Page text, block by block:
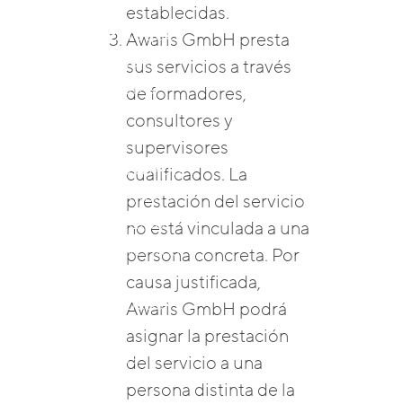
Nuestro Enfoque
Por Qué Awaris
Investigación &
Aprendizaje
Combinado & App
Acerca De Awaris
Nuestro Equipo
Nuestros Eventos
Casos Prácticos
Perspectivas
establecidas.
Awaris GmbH presta
sus servicios a través
de formadores,
consultores y
supervisores
cualificados. La
prestación del servicio
no está vinculada a una
persona concreta. Por
causa justificada,
Awaris GmbH podrá
asignar la prestación
del servicio a una
persona distinta de la